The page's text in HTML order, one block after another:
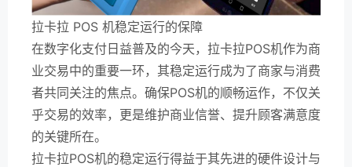
拉卡拉 POS 机稳定运行的保障
在数字化支付日益普及的今天，拉卡拉POS机作为商
业交易中的重要一环，其稳定运行成为了商家与消费
者共同关注的焦点。确保POS机的顺畅运作，不仅关
乎交易的效率，更是维护商业信誉、提升顾客满意度
的关键所在。
拉卡拉POS机的稳定运行得益于其先进的硬件设计与